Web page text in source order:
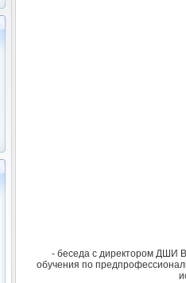
- беседа с директором ДШИ
обучения по